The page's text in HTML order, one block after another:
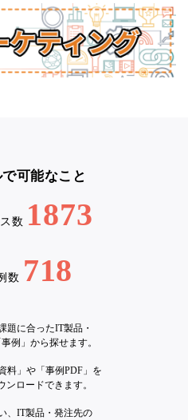
可能なこと
数 1873
数 718
題に合ったIT製品・
例」から探せます。
料」や「事例PDF」を
ンロードできます。
、IT製品・発注先の